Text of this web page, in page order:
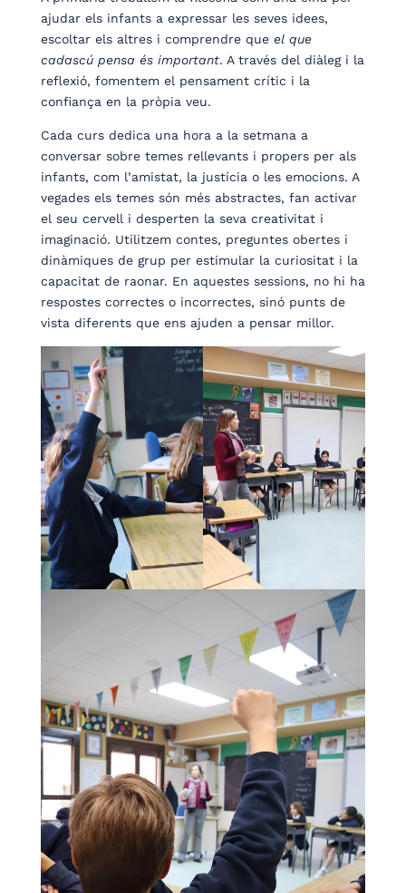
ajudar els infants a expressar les seves idees,
escoltar els altres i comprendre que el que
cadascú pensa és important. A través del diàleg i la
reflexió, fomentem el pensament crític i la
confiança en la pròpia veu.
Cada curs dedica una hora a la setmana a
conversar sobre temes rellevants i propers per als
infants, com l’amistat, la justícia o les emocions. A
vegades els temes són més abstractes, fan activar
el seu cervell i desperten la seva creativitat i
imaginació. Utilitzem contes, preguntes obertes i
dinàmiques de grup per estimular la curiositat i la
capacitat de raonar. En aquestes sessions, no hi ha
respostes correctes o incorrectes, sinó punts de
vista diferents que ens ajuden a pensar millor.